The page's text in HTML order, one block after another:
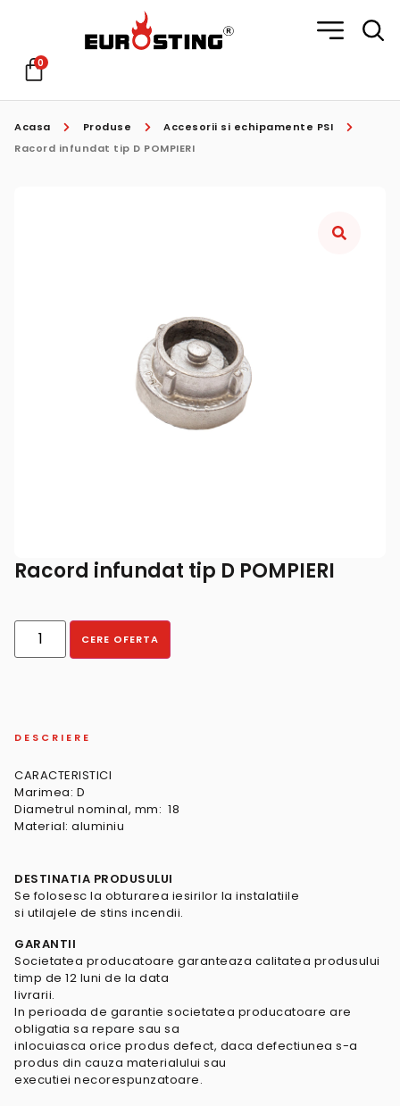
0
Acasa Produse
Accesorii si echipamente PSI
Racord infundat tip D POMPIERI
Racord infundat tip D POMPIERI
CERE OFERTA
DESCRIERE
CARACTERISTICI
Marimea: D
Diametrul nominal, mm: 18
Material: aluminiu
DESTINATIA PRODUSULUI
Se folosesc la obturarea iesirilor la instalatiile
si utilajele de stins incendii.
GARANTII
Societatea producatoare garanteaza calitatea produsului
timp de 12 luni de la data
livrarii.
In perioada de garantie societatea producatoare are
obligatia sa repare sau sa
inlocuiasca orice produs defect, daca defectiunea s-a
produs din cauza materialului sau
executiei necorespunzatoare.